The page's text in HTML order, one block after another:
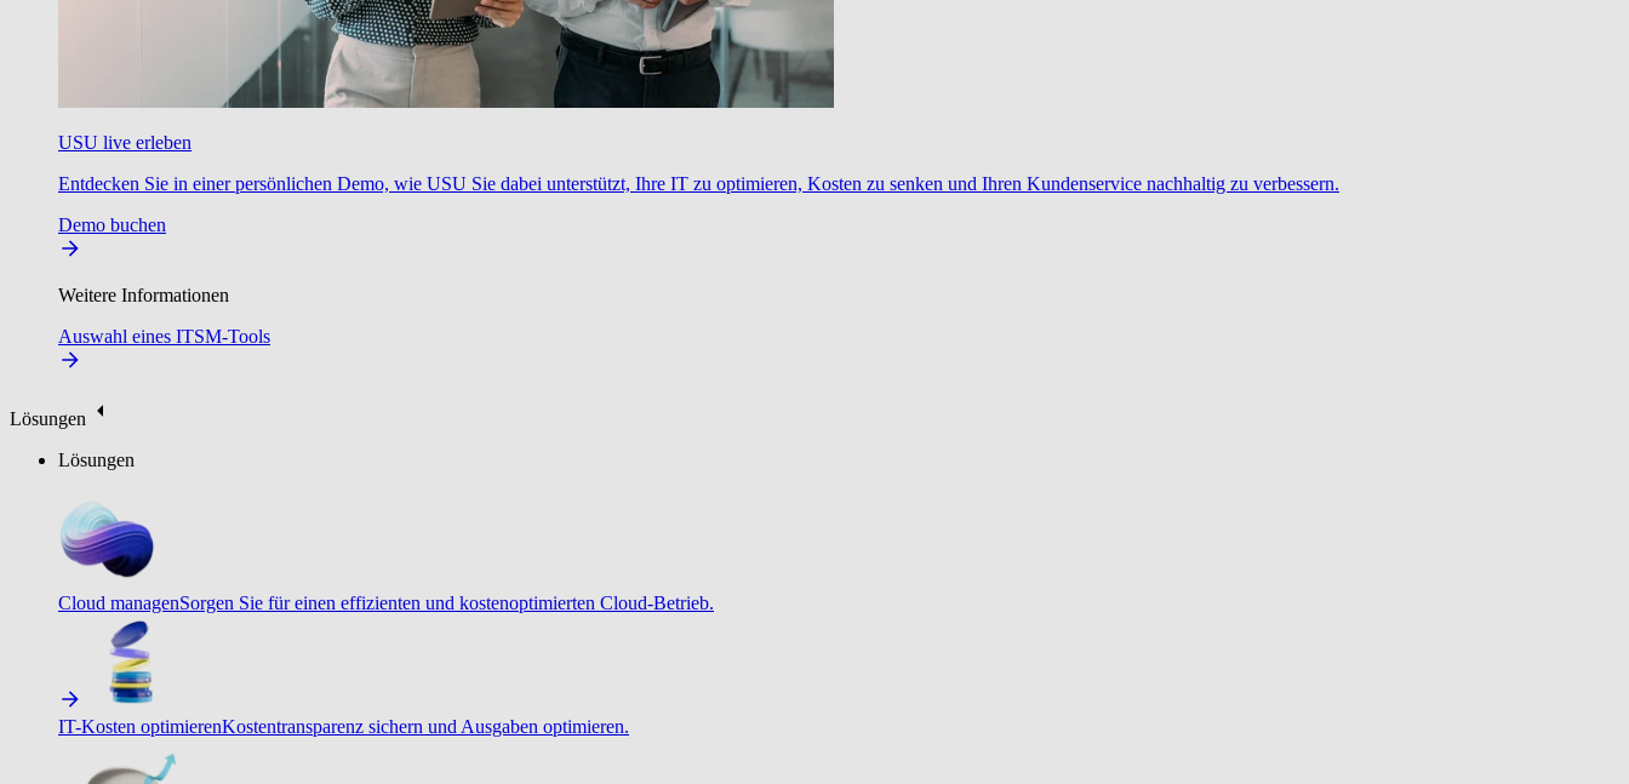
USU live erleben
Entdecken Sie in einer persönlichen Demo, wie USU Sie dabei unterstützt, Ihre IT zu optimieren, Kosten zu senken und Ihren Kundenservice nachhaltig zu verbessern.
Demo buchen
Weitere Informationen
Auswahl eines ITSM-Tools
Lösungen
Lösungen
Cloud managenSorgen Sie für einen effizienten und kostenoptimierten Cloud-Betrieb.
IT-Kosten optimierenKostentransparenz sichern und Ausgaben optimieren.